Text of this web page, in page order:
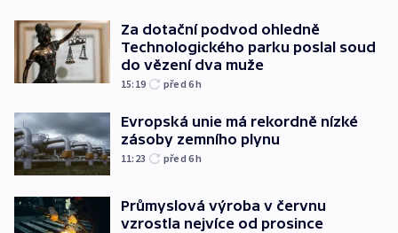
Za dotační podvod ohledně
Technologického parku poslal soud
do vězení dva muže
15:19 před 6h
Evropská unie má rekordně nízké
zásoby zemního plynu
11:23 před 6h
Průmyslová výroba v červnu
vzrostla nejvíce od prosince